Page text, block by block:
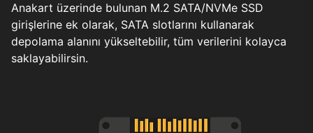
Anakart üzerinde bulunan M.2 SATA/NVMe SSD
girişlerine ek olarak, SATA slotlarını kullanarak
depolama alanını yükseltebilir, tüm verilerini kolayca
saklayabilirsin.